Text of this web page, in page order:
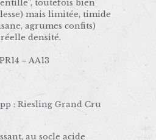
toutefois bien
mais limitée, timide
agrumes confits)
densité.
– AA13
: Riesling Grand Cru
au socle acide